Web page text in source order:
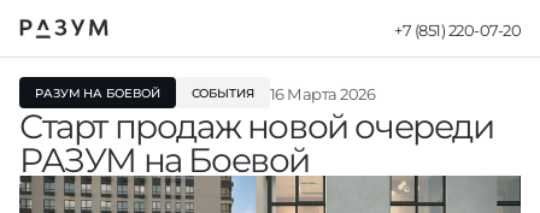
+7 (851) 220-07-20
Новости -
РАЗУМ НА БОЕВОЙ СОБЫТИЯ 16 Марта 2026
Старт продаж новой очереди
РАЗУМ на Боевой